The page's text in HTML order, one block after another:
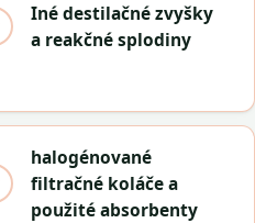
Iné destilačné zvyšky
a reakčné splodiny
halogénované
filtračné koláče a
použité absorbenty